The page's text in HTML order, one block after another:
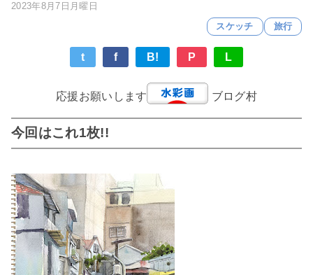
2023年8月7日月曜日
スケッチ
旅行
t f B! P L
応援お願いします ブログ村
今回はこれ1枚!!